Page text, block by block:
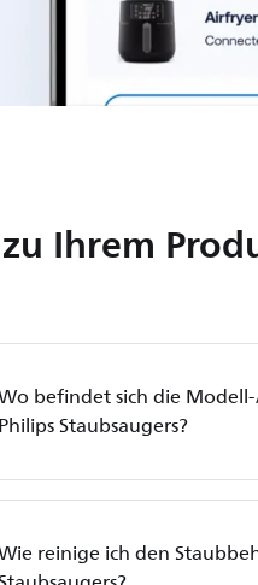
Ihrem
befindet sich die
Philips Staubsaugers?
reinige ich den